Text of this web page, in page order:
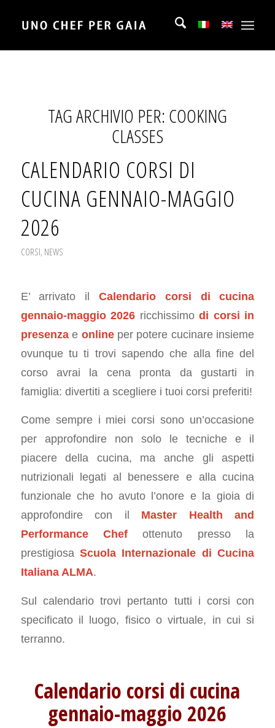
TAG ARCHIVIO PER:COOKING
CLASSES
CALENDARIO CORSI DI
CUCINA GENNAIO-MAGGIO
2026
CORSI, NEWS
E’ arrivato il Calendario corsi di cucina
gennaio-maggio 2026 ricchissimodi corsi in
presenzae online per potere cucinare insieme
ovunque tu ti trovi sapendo che alla fine del
corso avrai la cena pronta da gustarti in
famiglia: divertiti a scegliere i tuoi corsi preferiti!
Come sempre i miei corsi sono un’occasione
per approfondire non solo le tecniche e il
piacere della cucina, ma anche gli aspetti
nutrizionali legati al benessere e alla cucina
funzionale che ho avuto l’onore e la gioia di
approfondire con il Master Health and
Performance Chef ottenuto presso la
prestigiosaScuola Internazionale di Cucina
Italiana ALMA.
Sul calendario trovi pertanto tutti i corsi con
specificato il luogo, fisico o virtuale, in cui si
terranno.
Calendario corsi di cucina
gennaio-maggio 2026